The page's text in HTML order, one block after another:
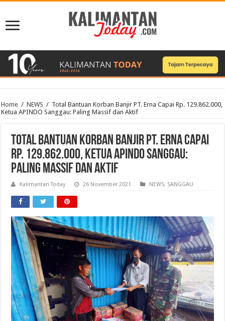
Home / NEWS / Total Bantuan Korban Banjir PT. Erna Capai Rp. 129.862.000,
Ketua APINDO Sanggau: Paling Massif dan Aktif
Total Bantuan Korban Banjir PT. Erna Capai
Rp. 129.862.000, Ketua APINDO Sanggau:
Paling Massif dan Aktif
Kalimantan Today 26 November 2021 NEWS, SANGGAU